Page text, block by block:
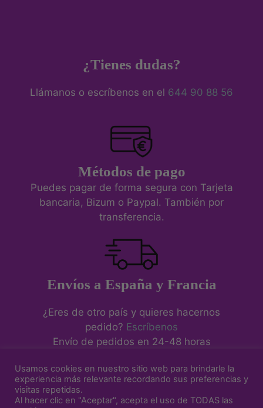
¿Tienes dudas?
Llámanos o escríbenos en el 644 90 88 56
Métodos de pago
Puedes pagar de forma segura con Tarjeta
bancaria, Bizum o Paypal. También por
transferencia.
Envíos a España y Francia
¿Eres de otro país y quieres hacernos
pedido? Escríbenos
Envío de pedidos en 24-48 horas
Aviso Legal-Política de Cookies
Condiciones de venta y devoluciones
Usamos cookies en nuestro sitio web para brindarle la
experiencia más relevante recordando sus preferencias y
visitas repetidas.
Al hacer clic en "Aceptar", acepta el uso de TODAS las